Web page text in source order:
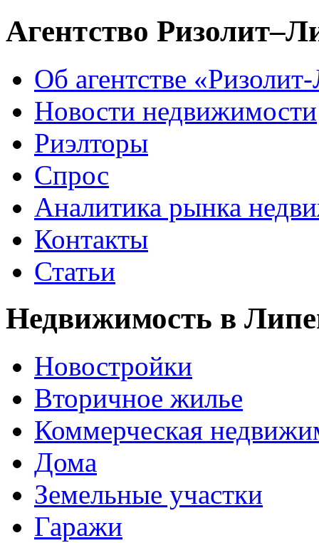
Агентство
Об агентстве
Новости недвижимости
Риэлторы
Спрос
Аналитика рынка
Контакты
Статьи
Недвижимость в
Новостройки
Вторичное жилье
Коммерческая
Дома
Земельные участки
Гаражи